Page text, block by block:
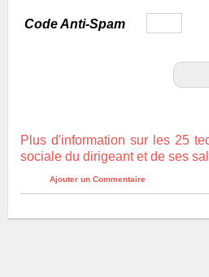
Code Anti-Spam
Plus d'information sur les 25
sociale du dirigeant et de ses
Ajouter un Commentaire